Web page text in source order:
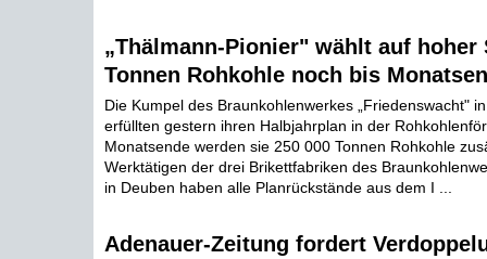
„Thälmann-Pionier" wählt auf hoher
Tonnen Rohkohle noch bis
Die Kumpel des Braunkohlenwerkes „Friedenswacht"
erfüllten gestern ihren Halbjahrplan in der
Monatsende werden sie 250 000 Tonnen Rohkohle
Werktätigen der drei Brikettfabriken des
in Deuben haben alle Planrückstände aus dem I ...
Adenauer-Zeitung fordert